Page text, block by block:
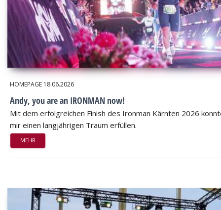
HOMEPAGE 18.06.2026
Andy, you are an IRONMAN now!
Mit dem erfolgreichen Finish des Ironman Kärnten 2026
mir einen langjährigen Traum erfüllen.
MEHR